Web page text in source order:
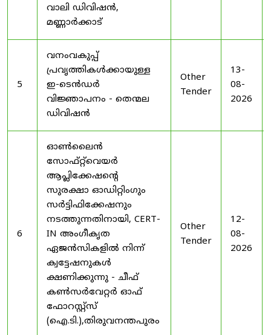
വാലി ഡിവിഷൻ,
മണ്ണാർക്കാട്
5
വനംവകുപ്പ്
പ്രവൃത്തികൾക്കായുള്ള
ഇ-ടെൻഡർ
വിജ്ഞാപനം - തെന്മല
ഡിവിഷൻ
Other
Tender
13-
08-
2026
6
ഓൺലൈൻ
സോഫ്റ്റ്‌വെയർ
ആപ്ലിക്കേഷന്റെ
സുരക്ഷാ ഓഡിറ്റിംഗും
സർട്ടിഫിക്കേഷനും
നടത്തുന്നതിനായി, CERT-
IN അംഗീകൃത
ഏജൻസികളിൽ നിന്ന്
ക്വട്ടേഷനുകൾ
ക്ഷണിക്കുന്നു - ചീഫ്
കൺസർവേറ്റർ ഓഫ്
ഫോറസ്റ്റ്സ്
(ഐ.ടി.),തിരുവനന്തപുരം
Other
Tender
12-
08-
2026